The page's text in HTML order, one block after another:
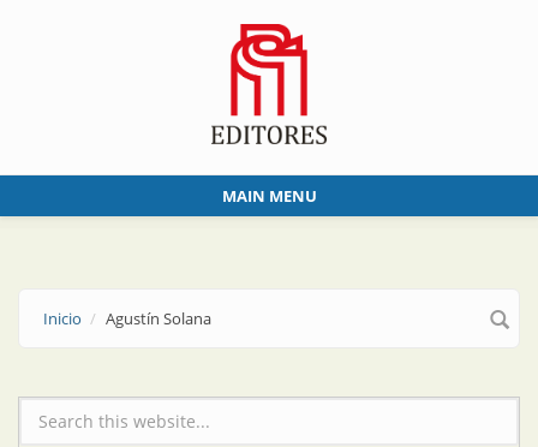
MAIN MENU
Inicio Agustín Solana
Formulario de búsqueda